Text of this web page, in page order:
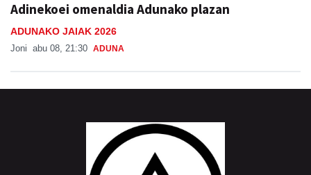
Adinekoei omenaldia Adunako plazan
ADUNAKO JAIAK 2026
Joni abu 08, 21:30 ADUNA